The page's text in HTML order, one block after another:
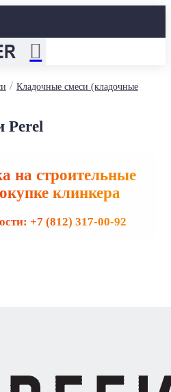
/ Кладочные смеси (кладочные
Perel
на строительные
клинкера
+7 (812) 317-00-92